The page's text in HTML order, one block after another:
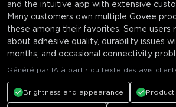
and the intuitive app with extensive
Many customers own multiple Govee
these among their favorites. Some users
about adhesive quality, durability issues
months, and occasional connectivity
Généré par IA à partir du texte des avis
Brightness and appearance